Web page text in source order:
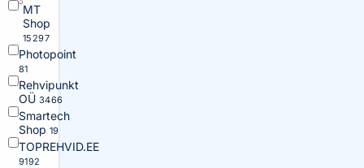
MT
Shop
15297
Photopoint
81
Rehvipunkt
OÜ 3466
Smartech
Shop 19
TOPREHVID.EE
9192